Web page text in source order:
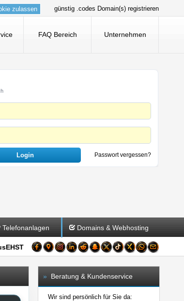
günstig .codes Domain(s) registrieren
zulassen
FAQ Bereich Unternehmen
Passwort vergessen?
Telefonanlagen Domains & Webhosting
» Beratung & Kundenservice
Wir sind persönlich für Sie da: